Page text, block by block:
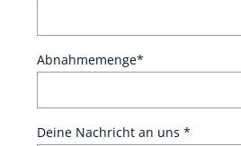
Abnahmemenge*
Deine Nachricht an uns *